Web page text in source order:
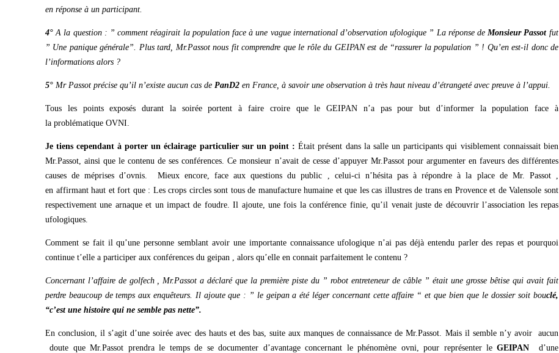
en réponse à un participant.
4° A la question : ” comment réagirait la population face à une vague international d’observation ufologique ” La réponse de MonsieurPassot fut
” Une panique générale”. Plus tard, Mr.Passot nous fit comprendre que le rôle du GEIPAN est de “rassurer la population ” ! Qu’en est-il donc de
l’informations alors ?
5° Mr Passot précise qu’il n’existe aucun cas de PanD2 en France, à savoir une observation à très haut niveau d’étrangeté avec preuve à l’appui.
Tous les points exposés durant la soirée portent à faire croire que le GEIPAN n’a pas pour but d’informer la population face à
la problématique OVNI.
Je tiens cependant à porter un éclairage particulier sur un point : Était présent dans la salle un participants qui visiblement connaissait bien
Mr.Passot, ainsi que le contenu de ses conférences. Ce monsieur n’avait de cesse d’appuyer Mr.Passot pour argumenter en faveurs des différentes
causes de méprises d’ovnis. Mieux encore, face aux questions du public , celui-ci n’hésita pas à répondre à la place de Mr. Passot ,
en affirmant haut et fort que : Les crops circles sont tous de manufacture humaine et que les cas illustres de trans en Provence et de Valensole sont
respectivement une arnaque et un impact de foudre. Il ajoute, une fois la conférence finie, qu’il venait juste de découvrir l’association les repas
ufologiques.
Comment se fait il qu’une personne semblant avoir une importante connaissance ufologique n’ai pas déjà entendu parler des repas et pourquoi
continue t’elle a participer aux conférences du geipan , alors qu’elle en connait parfaitement le contenu ?
Concernant l’affaire de golfech , Mr.Passot a déclaréque la première piste du ” robot entreteneur de câble ” était une grosse bêtise qui avait fait
perdre beaucoup de temps aux enquêteurs. Il ajoute que : ” le geipan a été léger concernant cette affaire “ et que bien que le dossier soit bouclé,
“c’est une histoire qui ne semble pas nette”.
En conclusion, il s’agit d’une soirée avec des hauts et des bas, suite aux manques de connaissance de Mr.Passot. Mais il semble n’y avoir aucun
doute que Mr.Passot prendra le temps de se documenter d’avantage concernant le phénomène ovni, pour représenter le GEIPAN d’une